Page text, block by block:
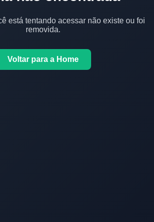
está tentando acessar não existe ou foi
removida.
Voltar para a Home